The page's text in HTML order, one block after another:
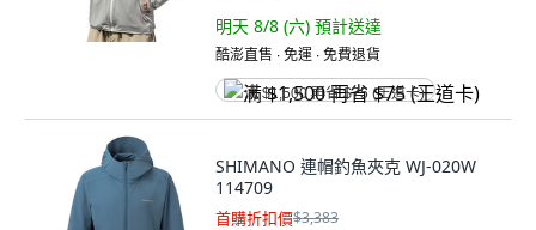
明天 8/8 (六) 預計送達
酷澎直售 ∙ 免運 ∙ 免費退貨
满 $1,500 再省 $75 (王道卡)
SHIMANO 連帽釣魚夾克 WJ-020W
114709
首購折扣價$3,383